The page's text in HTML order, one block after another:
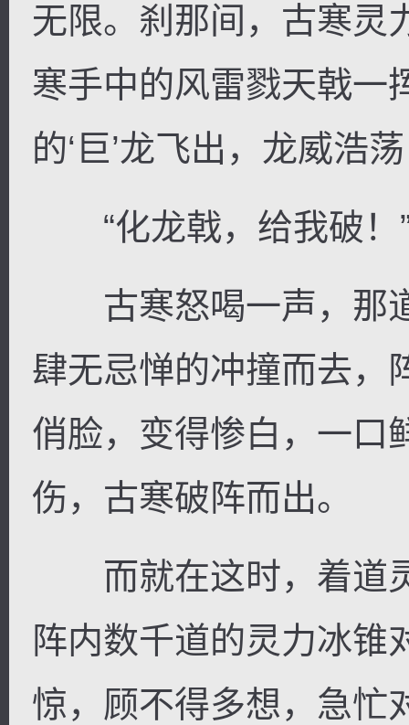
无限。刹那间，古寒灵
寒手中的风雷戮天戟一
的‘巨’龙飞出，龙威浩
“化龙戟，给我破！
古寒怒喝一声，那
肆无忌惮的冲撞而去，
俏脸，变得惨白，一口
伤，古寒破阵而出。
而就在这时，着道
阵内数千道的灵力冰锥
惊，顾不得多想，急忙